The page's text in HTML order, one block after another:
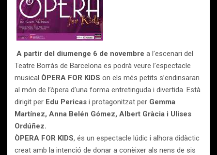
A partir del diumenge 6 de novembre a l’escenari del
Teatre Borràs de Barcelona es podrà veure l’espectacle
musical ÒPERA FOR KIDS on els més petits s’endinsaran
al món de l’òpera d’una forma entretinguda i divertida. Està
dirigit per Edu Pericas i protagonitzat per Gemma
Martínez, Anna Belén Gómez, Albert Gràcia i Ulises
Ordúñez.
ÒPERA FOR KIDS, és un espectacle lúdic i alhora didàctic
creat amb la intenció de donar a conèixer als nens de sis